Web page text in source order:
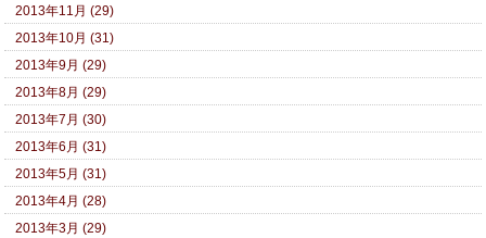
2013年11月 (29)
2013年10月 (31)
2013年9月 (29)
2013年8月 (29)
2013年7月 (30)
2013年6月 (31)
2013年5月 (31)
2013年4月 (28)
2013年3月 (29)